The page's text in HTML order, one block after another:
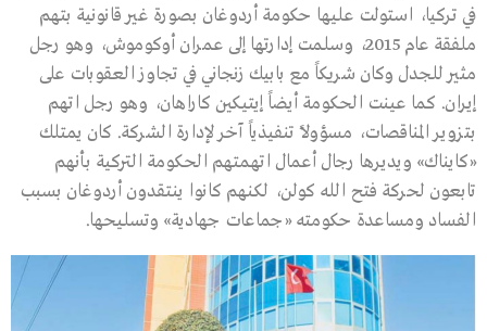
في تركيا، استولت عليها حكومة أردوغان بصورة غير قانونية بتهم
ملفقة عام 2015، وسلمت إدارتها إلى عمران أوكوموش، وهو رجل
مثير للجدل وكان شريكاً مع بابيك زنجاني في تجاوز العقوبات على
إيران. كما عينت الحكومة أيضاً إيتيكين كاراهان، وهو رجل اتهم
بتزوير المناقصات، مسؤولاً تنفيذياً آخر لإدارة الشركة. كان يمتلك
«كايناك» ويديرها رجال أعمال اتهمتهم الحكومة التركية بأنهم
تابعون لحركة فتح الله كولن، لكنهم كانوا ينتقدون أردوغان بسبب
الفساد ومساعدة حكومته «جماعات جهادية» وتسليحها.